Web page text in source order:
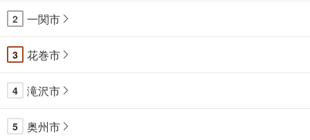
2 一関市
3 花巻市
4 滝沢市
5 奥州市